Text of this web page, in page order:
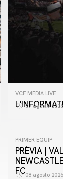
VCF MEDIA LIVE
07 agosto 2026
PRIMER EQUIP
PRÈVIA |
FC08 agosto 2026